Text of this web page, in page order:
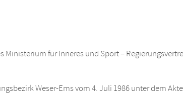
für Inneres und Sport –
Weser-Ems vom 4. Juli 1986 unter dem